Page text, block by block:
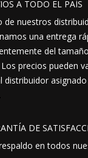
A TODO EL PAÍS
de nuestros
una entrega
del
precios pueden
distribuidor
DE
en todos